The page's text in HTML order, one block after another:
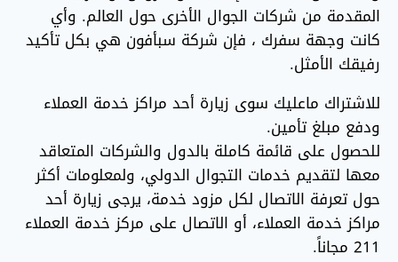
المقدمة من شركات الجوال الأخرى حول العالم. وأي
كانت وجهة سفرك ، فإن شركة سبأفون هي بكل تأكيد
رفيقك الأمثل.
للاشتراك ماعليك سوى زيارة أحد مراكز خدمة العملاء
ودفع مبلغ تأمين.
للحصول على قائمة كاملة بالدول والشركات المتعاقد
معها لتقديم خدمات التجوال الدولي، ولمعلومات أكثر
حول تعرفة الاتصال لكل مزود خدمة، يرجى زيارة أحد
مراكز خدمة العملاء، أو الاتصال على مركز خدمة العملاء
211 مجاناً.